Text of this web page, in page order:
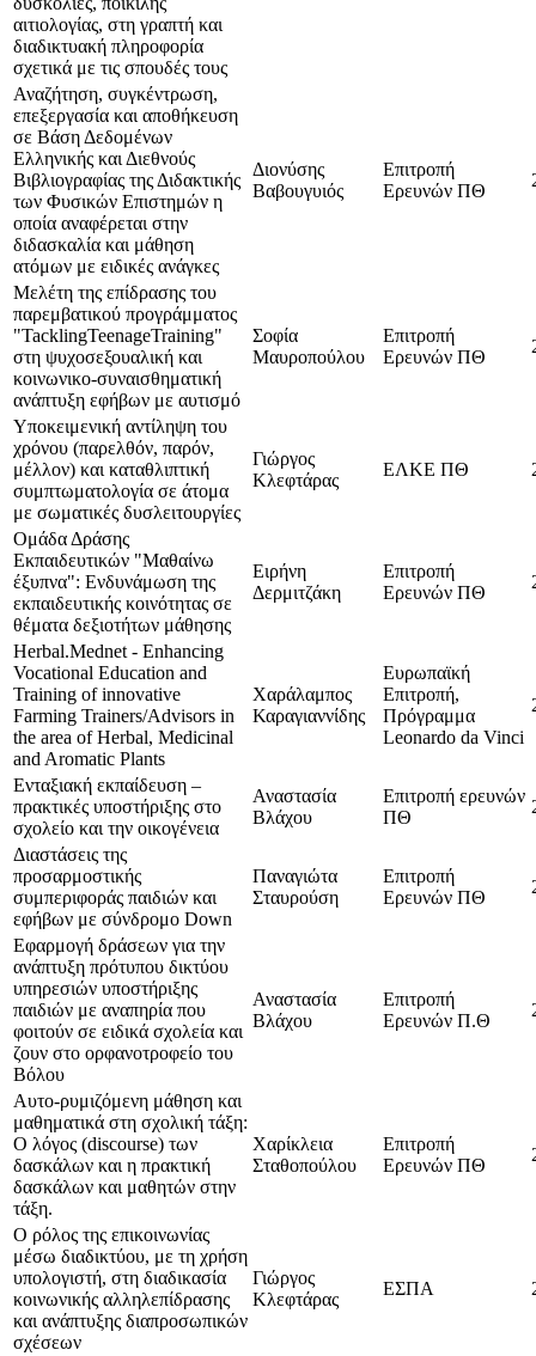
αιτιολογίας, στη γραπτή και
διαδικτυακή πληροφορία
σχετικά με τις σπουδές τους
Αναζήτηση, συγκέντρωση,
επεξεργασία και αποθήκευση
σε Βάση Δεδομένων
Ελληνικής και Διεθνούς
Βιβλιογραφίας της Διδακτικής
των Φυσικών Επιστημών η
οποία αναφέρεται στην
διδασκαλία και μάθηση
ατόμων με ειδικές ανάγκες
Διονύσης
Βαβουγυιός
Επιτροπή
Ερευνών ΠΘ
Μελέτη της επίδρασης του
παρεμβατικού προγράμματος
"TacklingTeenageTraining"
στη ψυχοσεξουαλική και
κοινωνικο-συναισθηματική
ανάπτυξη εφήβων με αυτισμό
Σοφία
Μαυροπούλου
Επιτροπή
Ερευνών ΠΘ
Υποκειμενική αντίληψη του
χρόνου (παρελθόν, παρόν,
μέλλον) και καταθλιπτική
συμπτωματολογία σε άτομα
με σωματικές δυσλειτουργίες
Γιώργος
Κλεφτάρας
ΕΛΚΕ ΠΘ
Ομάδα Δράσης
Εκπαιδευτικών "Μαθαίνω
έξυπνα": Ενδυνάμωση της
εκπαιδευτικής κοινότητας σε
θέματα δεξιοτήτων μάθησης
Ειρήνη
Δερμιτζάκη
Επιτροπή
Ερευνών ΠΘ
Herbal.Mednet - Enhancing
Vocational Education and
Training of innovative
Farming Trainers/Advisors in
the area of Herbal, Medicinal
and Aromatic Plants
Χαράλαμπος
Καραγιαννίδης
Ευρωπαϊκή
Επιτροπή,
Πρόγραμμα
Leonardo da Vinci
Ενταξιακή εκπαίδευση –
πρακτικές υποστήριξης στο
σχολείο και την οικογένεια
Αναστασία
Βλάχου
Επιτροπή ερευνών
ΠΘ
Διαστάσεις της
προσαρμοστικής
συμπεριφοράς παιδιών και
εφήβων με σύνδρομο Down
Παναγιώτα
Σταυρούση
Επιτροπή
Ερευνών ΠΘ
Εφαρμογή δράσεων για την
ανάπτυξη πρότυπου δικτύου
υπηρεσιών υποστήριξης
παιδιών με αναπηρία που
φοιτούν σε ειδικά σχολεία και
ζουν στο ορφανοτροφείο του
Βόλου
Αναστασία
Βλάχου
Επιτροπή
Ερευνών Π.Θ
Αυτο-ρυμιζόμενη μάθηση και
μαθηματικά στη σχολική τάξη:
Ο λόγος (discourse) των
δασκάλων και η πρακτική
δασκάλων και μαθητών στην
τάξη.
Χαρίκλεια
Σταθοπούλου
Επιτροπή
Ερευνών ΠΘ
Ο ρόλος της επικοινωνίας
μέσω διαδικτύου, με τη χρήση
υπολογιστή, στη διαδικασία
κοινωνικής αλληλεπίδρασης
και ανάπτυξης διαπροσωπικών
σχέσεων
Γιώργος
Κλεφτάρας
ΕΣΠΑ